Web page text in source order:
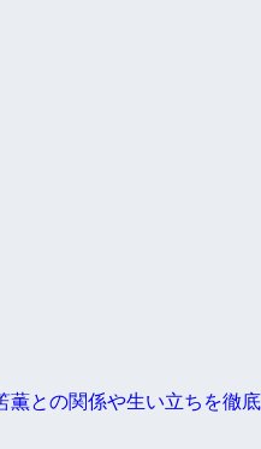
薫との関係や生い立ちを徹底